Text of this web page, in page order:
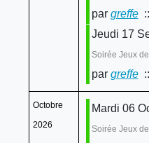
par greffe::
Jeudi 17
Soirée Jeux
par greffe::
Octobre
2026
Mardi 06
Soirée Jeux